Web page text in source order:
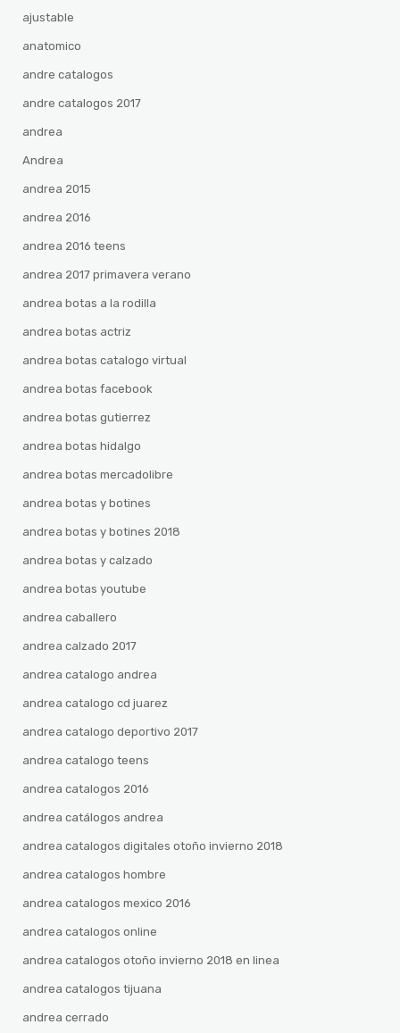
ajustable
anatomico
andre catalogos
andre catalogos 2017
andrea
Andrea
andrea 2015
andrea 2016
andrea 2016 teens
andrea 2017 primavera verano
andrea botas a la rodilla
andrea botas actriz
andrea botas catalogo virtual
andrea botas facebook
andrea botas gutierrez
andrea botas hidalgo
andrea botas mercadolibre
andrea botas y botines
andrea botas y botines 2018
andrea botas y calzado
andrea botas youtube
andrea caballero
andrea calzado 2017
andrea catalogo andrea
andrea catalogo cd juarez
andrea catalogo deportivo 2017
andrea catalogo teens
andrea catalogos 2016
andrea catálogos andrea
andrea catalogos digitales otoño invierno 2018
andrea catalogos hombre
andrea catalogos mexico 2016
andrea catalogos online
andrea catalogos otoño invierno 2018 en linea
andrea catalogos tijuana
andrea cerrado